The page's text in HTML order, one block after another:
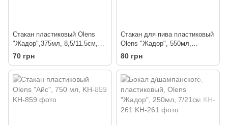
Стакан пластиковый Olens
"Жадор",375мл, 8,5/11.5см,
KH-198
70 грн
Стакан для пива пластиковый
Olens "Жадор", 550мл,
8,5/15см,KH-199
80 грн